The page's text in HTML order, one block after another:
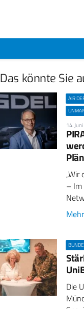
Das könnte Sie
AIR
14.
„Wir
– Im
Mehr
Die